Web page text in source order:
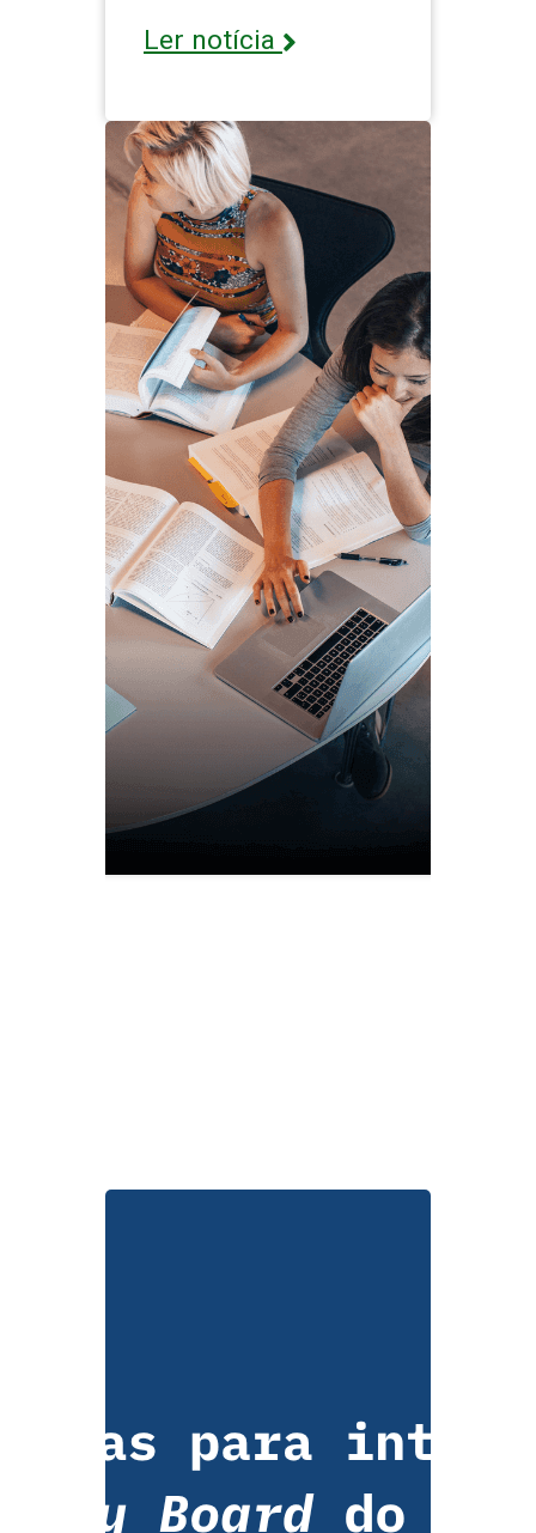
Ler notícia